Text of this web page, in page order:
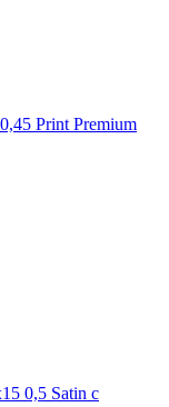
Print Premium
0,5 Satin с